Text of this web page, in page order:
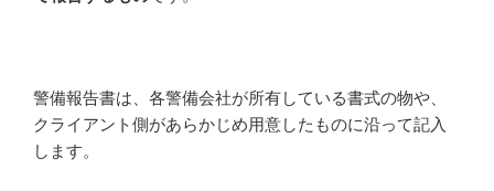
警備報告書は、各警備会社が所有している書式の物や、
クライアント側があらかじめ用意したものに沿って記入
します。